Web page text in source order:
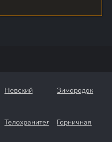
Невский Зимородок
Телохранители Горничная